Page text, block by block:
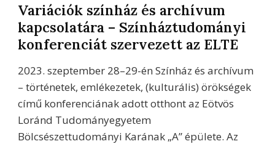
Variációk színház és archívum
kapcsolatára – Színháztudományi
konferenciát szervezett az ELTE
2023. szeptember 28–29-én Színház és archívum
– történetek, emlékezetek, (kulturális) örökségek
című konferenciának adott otthont az Eötvös
Loránd Tudományegyetem
Bölcsészettudományi Karának „A” épülete. Az